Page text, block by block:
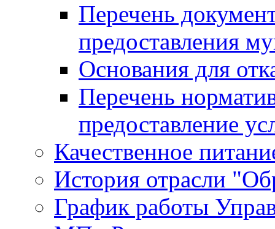
Перечень
предоставления
Основания для
Перечень
предоставление
Качественное
История отрасли
График работы